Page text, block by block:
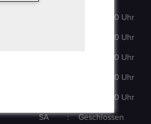
9:00–18:00 Uhr
9:00–18:00 Uhr
9:00–18:00 Uhr
9:00–18:00 Uhr
9:00–18:00 Uhr
SA : Geschlossen